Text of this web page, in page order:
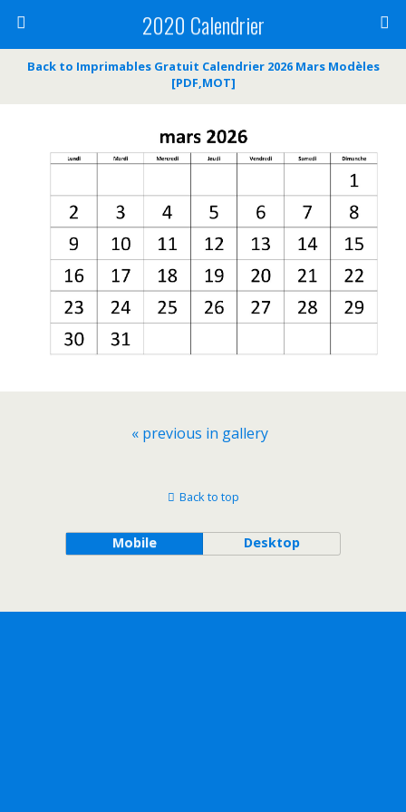
2020 Calendrier
Back to Imprimables Gratuit Calendrier 2026 Mars Modèles
[PDF,MOT]
« previous in gallery
Back to top
Mobile Desktop